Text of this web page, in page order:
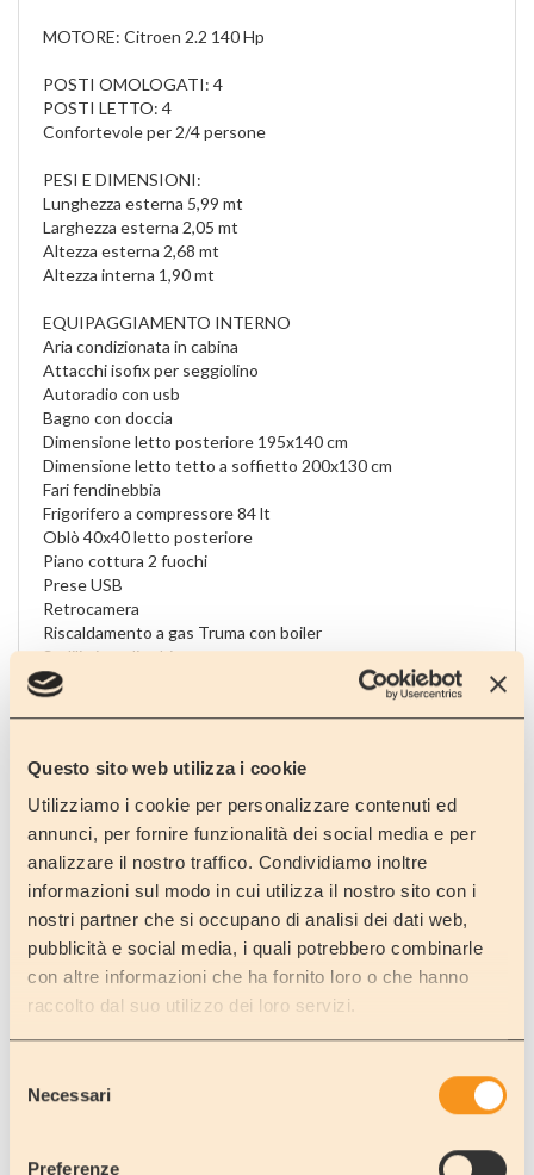
Questo sito web utilizza i cookie
Utilizziamo i cookie per personalizzare contenuti ed
annunci, per fornire funzionalità dei social media e per
analizzare il nostro traffico. Condividiamo inoltre
informazioni sul modo in cui utilizza il nostro sito con i
nostri partner che si occupano di analisi dei dati web,
pubblicità e social media, i quali potrebbero combinarle
con altre informazioni che ha fornito loro o che hanno
raccolto dal suo utilizzo dei loro servizi.
delNecessari
Preferenze
MOTORE: Citroen 2.2 140 Hp
POSTI OMOLOGATI: 4
POSTI LETTO: 4
Confortevole per 2/4 persone
PESI E DIMENSIONI:
Lunghezza esterna 5,99 mt
Larghezza esterna 2,05 mt
Altezza esterna 2,68 mt
Altezza interna 1,90 mt
EQUIPAGGIAMENTO INTERNO
Aria condizionata in cabina
Attacchi isofix per seggiolino
Autoradio con usb
Bagno con doccia
Dimensione letto posteriore 195x140 cm
Dimensione letto tetto a soffietto 200x130 cm
Fari fendinebbia
Frigorifero a compressore 84 lt
Oblò 40x40 letto posteriore
Piano cottura 2 fuochi
Prese USB
Retrocamera
Riscaldamento a gas Truma con boiler
Sedili girevoli cabina
Serbatoio acque bianche 100 lt
Serbatoio acque grigie 70 lt
Sensori di parcheggio posteriori
DOTAZIONI INCLUSE NEL PREZZO:
Assicurazione kasko
Assistenza 24h/24h
Bombola del gas x1
Canna per rifornimento acqua
Cavo elettrico 220V
Cunei di livellamento
Gomme e catene da neve per il periodo invernale
Kit emergenza (fusibili, giubbino e triangolo)
Liquido chimico
Portabici 2 posti
Tendalino